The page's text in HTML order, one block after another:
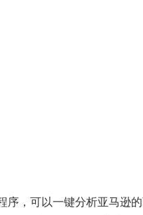
，可以一键分析亚马逊